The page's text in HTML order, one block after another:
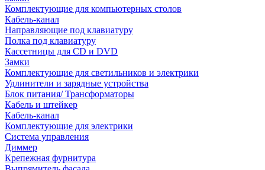
Комплектующие для компьютерных столов
Кабель-канал
Направляющие под клавиатуру
Полка под клавиатуру
Кассетницы для CD и DVD
Замки
Комплектующие для светильников и электрики
Удлинители и зарядные устройства
Блок питания/ Трансформаторы
Кабель и штейкер
Кабель-канал
Комплектующие для электрики
Система управления
Диммер
Крепежная фурнитура